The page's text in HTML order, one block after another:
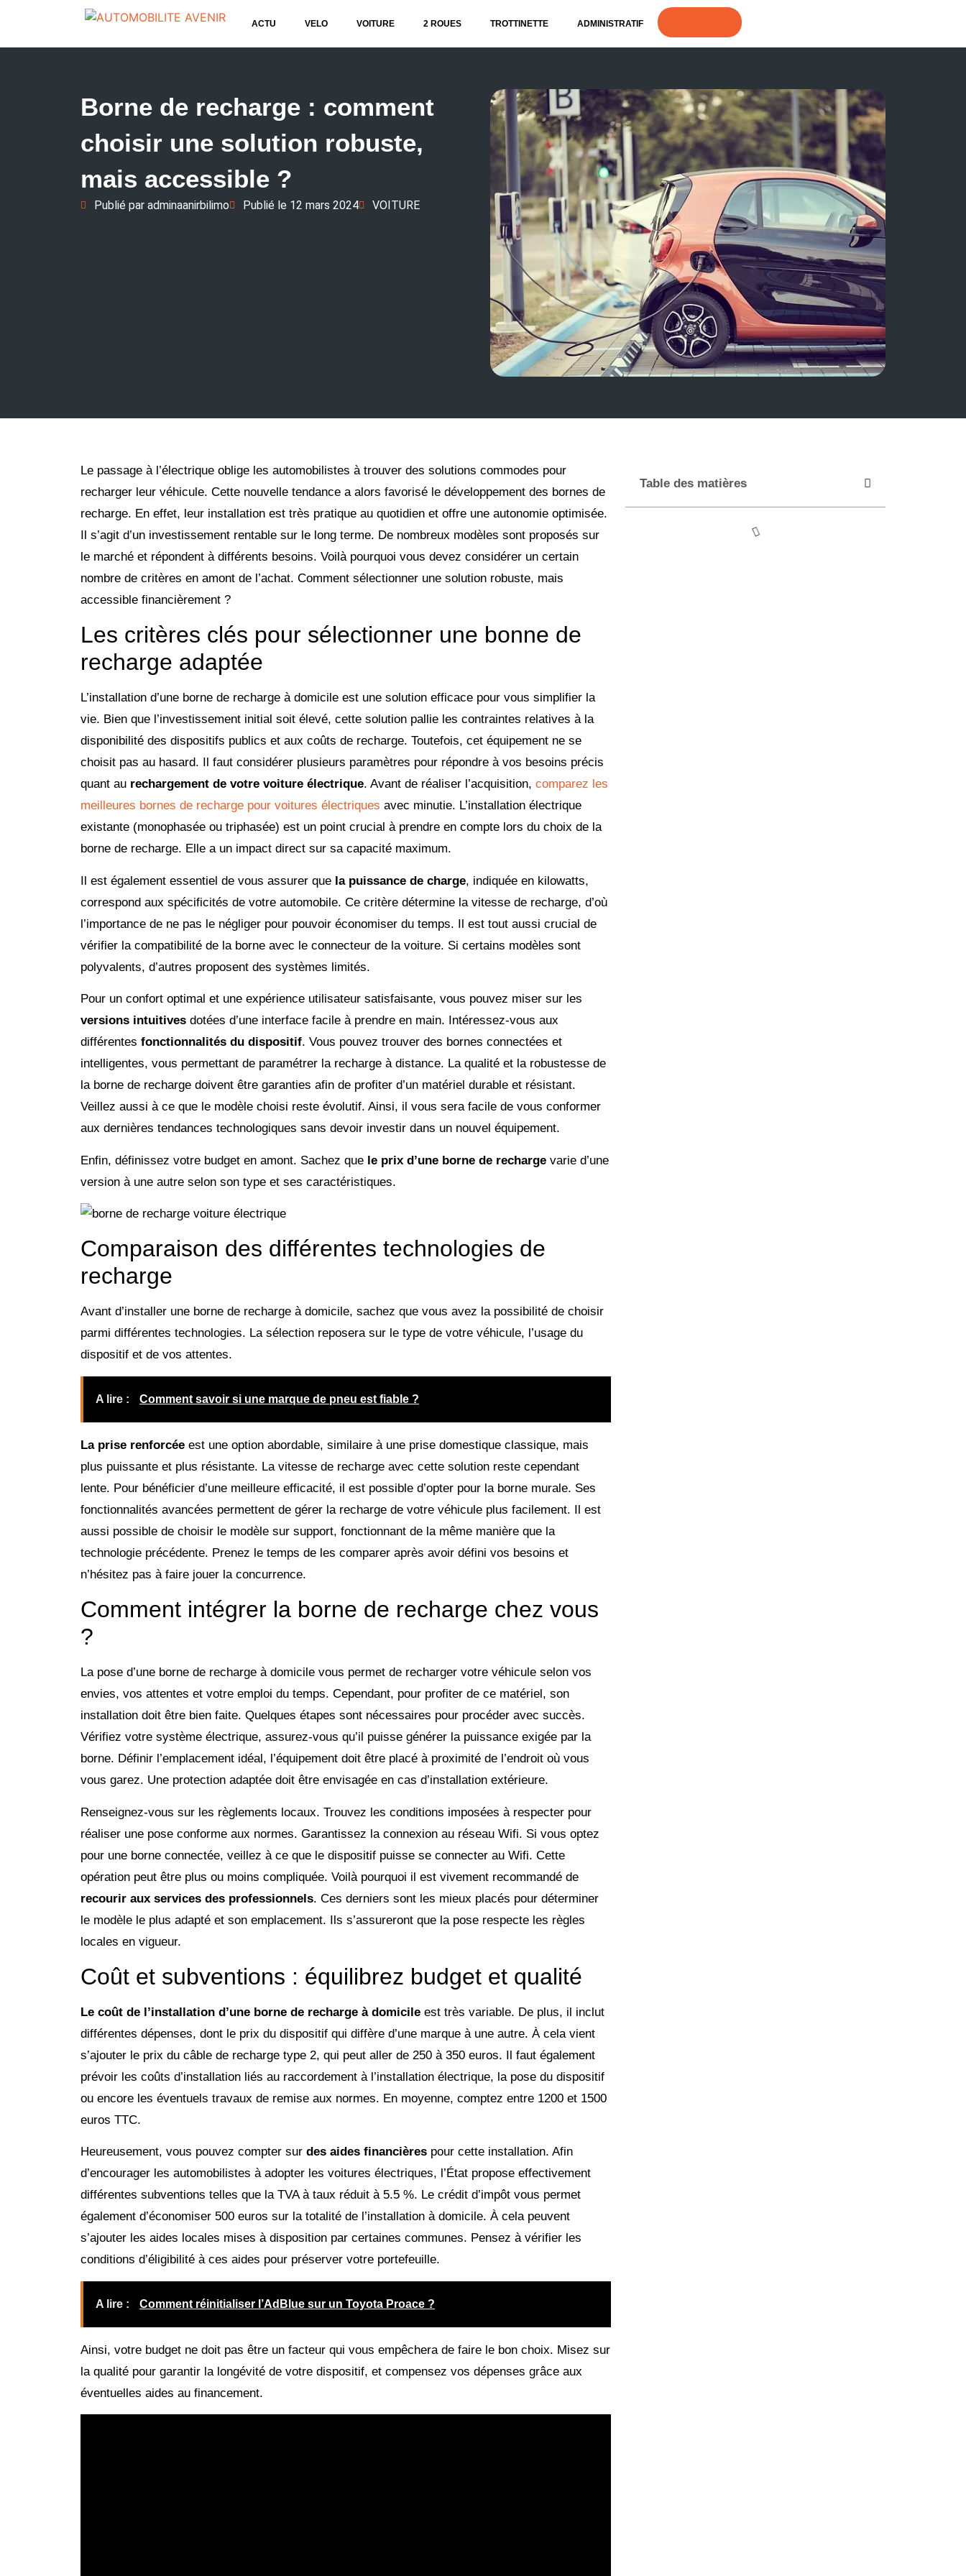
ACTU VELO VOITURE 2 ROUES TROTTINETTE ADMINISTRATIF
Borne de recharge : comment
choisir une solution robuste,
mais accessible ?
Publié par adminaanirbilimo Publié le 12 mars 2024 VOITURE
Le passage à l’électrique oblige les automobilistes à trouver des solutions commodes pour
recharger leur véhicule. Cette nouvelle tendance a alors favorisé le développement des bornes de
recharge. En effet, leur installation est très pratique au quotidien et offre une autonomie optimisée.
Il s’agit d’un investissement rentable sur le long terme. De nombreux modèles sont proposés sur
le marché et répondent à différents besoins. Voilà pourquoi vous devez considérer un certain
nombre de critères en amont de l’achat. Comment sélectionner une solution robuste, mais
accessible financièrement ?
Les critères clés pour sélectionner une bonne de
recharge adaptée
L’installation d’une borne de recharge à domicile est une solution efficace pour vous simplifier la
vie. Bien que l’investissement initial soit élevé, cette solution pallie les contraintes relatives à la
disponibilité des dispositifs publics et aux coûts de recharge. Toutefois, cet équipement ne se
choisit pas au hasard. Il faut considérer plusieurs paramètres pour répondre à vos besoins précis
quant au rechargement de votre voiture électrique. Avant de réaliser l’acquisition, comparez les
meilleures bornes de recharge pour voitures électriques avec minutie. L’installation électrique
existante (monophasée ou triphasée) est un point crucial à prendre en compte lors du choix de la
borne de recharge. Elle a un impact direct sur sa capacité maximum.
Il est également essentiel de vous assurer que la puissance de charge, indiquée en kilowatts,
correspond aux spécificités de votre automobile. Ce critère détermine la vitesse de recharge, d’où
l’importance de ne pas le négliger pour pouvoir économiser du temps. Il est tout aussi crucial de
vérifier la compatibilité de la borne avec le connecteur de la voiture. Si certains modèles sont
polyvalents, d’autres proposent des systèmes limités.
Pour un confort optimal et une expérience utilisateur satisfaisante, vous pouvez miser sur les
versions intuitives dotées d’une interface facile à prendre en main. Intéressez-vous aux
différentes fonctionnalités du dispositif. Vous pouvez trouver des bornes connectées et
intelligentes, vous permettant de paramétrer la recharge à distance. La qualité et la robustesse de
la borne de recharge doivent être garanties afin de profiter d’un matériel durable et résistant.
Veillez aussi à ce que le modèle choisi reste évolutif. Ainsi, il vous sera facile de vous conformer
aux dernières tendances technologiques sans devoir investir dans un nouvel équipement.
Enfin, définissez votre budget en amont. Sachez que le prix d’une borne de recharge varie d’une
version à une autre selon son type et ses caractéristiques.
Comparaison des différentes technologies de
recharge
Avant d’installer une borne de recharge à domicile, sachez que vous avez la possibilité de choisir
parmi différentes technologies. La sélection reposera sur le type de votre véhicule, l’usage du
dispositif et de vos attentes.
A lire : Comment savoir si une marque de pneu est fiable ?
La prise renforcée est une option abordable, similaire à une prise domestique classique, mais
plus puissante et plus résistante. La vitesse de recharge avec cette solution reste cependant
lente. Pour bénéficier d’une meilleure efficacité, il est possible d’opter pour la borne murale. Ses
fonctionnalités avancées permettent de gérer la recharge de votre véhicule plus facilement. Il est
aussi possible de choisir le modèle sur support, fonctionnant de la même manière que la
technologie précédente. Prenez le temps de les comparer après avoir défini vos besoins et
n’hésitez pas à faire jouer la concurrence.
Comment intégrer la borne de recharge chez vous
?
La pose d’une borne de recharge à domicile vous permet de recharger votre véhicule selon vos
envies, vos attentes et votre emploi du temps. Cependant, pour profiter de ce matériel, son
installation doit être bien faite. Quelques étapes sont nécessaires pour procéder avec succès.
Vérifiez votre système électrique, assurez-vous qu’il puisse générer la puissance exigée par la
borne. Définir l’emplacement idéal, l’équipement doit être placé à proximité de l’endroit où vous
vous garez. Une protection adaptée doit être envisagée en cas d’installation extérieure.
Renseignez-vous sur les règlements locaux. Trouvez les conditions imposées à respecter pour
réaliser une pose conforme aux normes. Garantissez la connexion au réseau Wifi. Si vous optez
pour une borne connectée, veillez à ce que le dispositif puisse se connecter au Wifi. Cette
opération peut être plus ou moins compliquée. Voilà pourquoi il est vivement recommandé de
recourir aux services des professionnels. Ces derniers sont les mieux placés pour déterminer
le modèle le plus adapté et son emplacement. Ils s’assureront que la pose respecte les règles
locales en vigueur.
Coût et subventions : équilibrez budget et qualité
Le coût de l’installation d’une borne de recharge à domicile est très variable. De plus, il inclut
différentes dépenses, dont le prix du dispositif qui diffère d’une marque à une autre. À cela vient
s’ajouter le prix du câble de recharge type 2, qui peut aller de 250 à 350 euros. Il faut également
prévoir les coûts d’installation liés au raccordement à l’installation électrique, la pose du dispositif
ou encore les éventuels travaux de remise aux normes. En moyenne, comptez entre 1200 et 1500
euros TTC.
Heureusement, vous pouvez compter sur des aides financières pour cette installation. Afin
d’encourager les automobilistes à adopter les voitures électriques, l’État propose effectivement
différentes subventions telles que la TVA à taux réduit à 5.5 %. Le crédit d’impôt vous permet
également d’économiser 500 euros sur la totalité de l’installation à domicile. À cela peuvent
s’ajouter les aides locales mises à disposition par certaines communes. Pensez à vérifier les
conditions d’éligibilité à ces aides pour préserver votre portefeuille.
A lire : Comment réinitialiser l’AdBlue sur un Toyota Proace ?
Ainsi, votre budget ne doit pas être un facteur qui vous empêchera de faire le bon choix. Misez sur
la qualité pour garantir la longévité de votre dispositif, et compensez vos dépenses grâce aux
éventuelles aides au financement.
Table des matières